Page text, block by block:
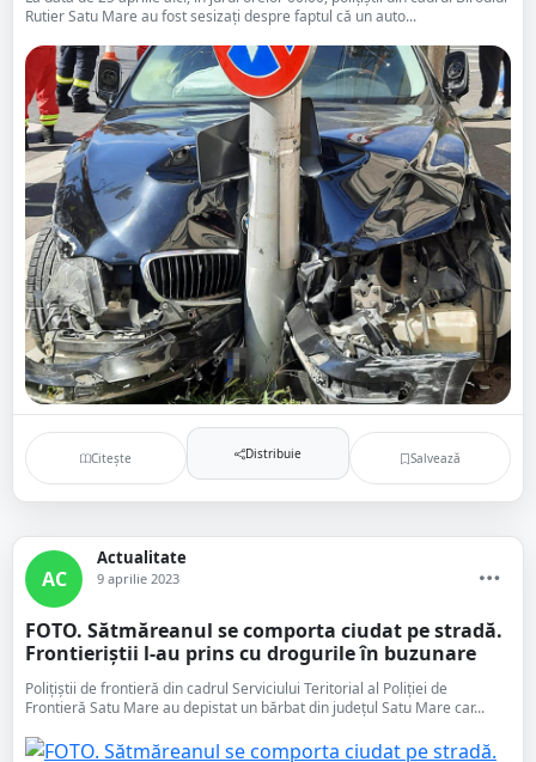
Rutier Satu Mare au fost sesizați despre faptul că un auto...
Citește Distribuie Salvează
AC
Actualitate
9 aprilie 2023
FOTO. Sătmăreanul se comporta ciudat pe stradă.
Frontieriștii l-au prins cu drogurile în buzunare
Polițiștii de frontieră din cadrul Serviciului Teritorial al Poliției de
Frontieră Satu Mare au depistat un bărbat din județul Satu Mare car...